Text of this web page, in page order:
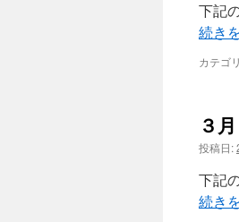
下記
続き
カテゴ
３
投稿日:
下記
続き